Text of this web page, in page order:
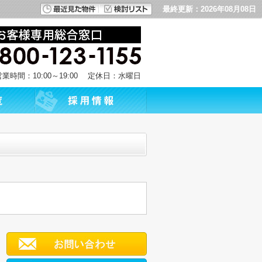
最終更新：2026年08月08日
業時間：10:00～19:00 定休日：水曜日